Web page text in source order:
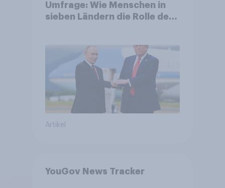
Umfrage: Wie Menschen in
sieben Ländern die Rolle der
Bedrohungen und Bündnisse
bewerten
Artikel
YouGov News Tracker